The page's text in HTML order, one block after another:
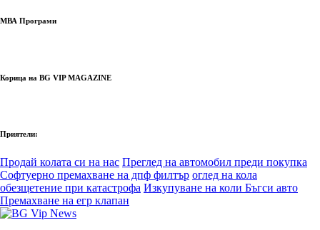
МВА Програми
Корица на BG VIP MAGAZINE
Приятели:
Продай колата си на нас Преглед на автомобил преди покупка
Софтуерно премахване на дпф филтър оглед на кола
обезщетение при катастрофа Изкупуване на коли Бъгси авто
Премахване на егр клапан